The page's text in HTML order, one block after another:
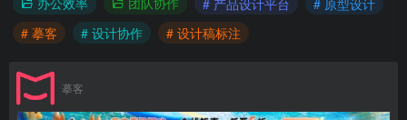
# 摹客
# 设计协作 # 设计稿标注
摹客